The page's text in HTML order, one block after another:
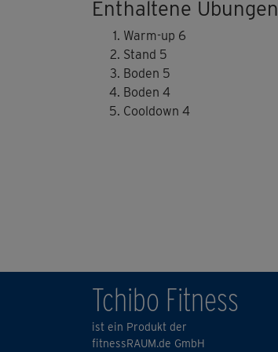
Enthaltene Übungen
Warm-up 6
Stand 5
Boden 5
Boden 4
Cooldown 4
Tchibo Fitness
ist ein Produkt der
fitnessRAUM.de GmbH